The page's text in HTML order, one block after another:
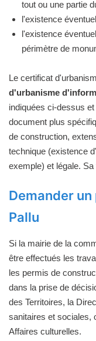
tout ou une partie
l'existence
l'existence
périmètre de
Le certificat
d'urbanisme
indiquées ci-dessus et
document plus
de construction,
technique (existence
exemple) et légale.
Demander
Pallu
Si la mairie de la
être effectués les
les permis de
dans la prise de
des Territoires, la
sanitaires et sociales,
Affaires culturelles.